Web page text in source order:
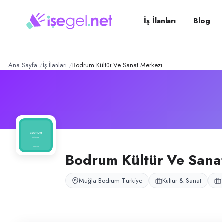
Kültür ve Sanat
Bodrum Kültür ve Sanat Merkezi, Muğla Bodrum Konacık'ta kültür-
pozisyonlar
Pazarlama Uzmanı
İş İlanları Blog
Ana Sayfa İş İlanları Bodrum Kültür Ve Sanat Merkezi
Bodrum Kültür Ve
Muğla Bodrum Türkiye Kültür & Sanat